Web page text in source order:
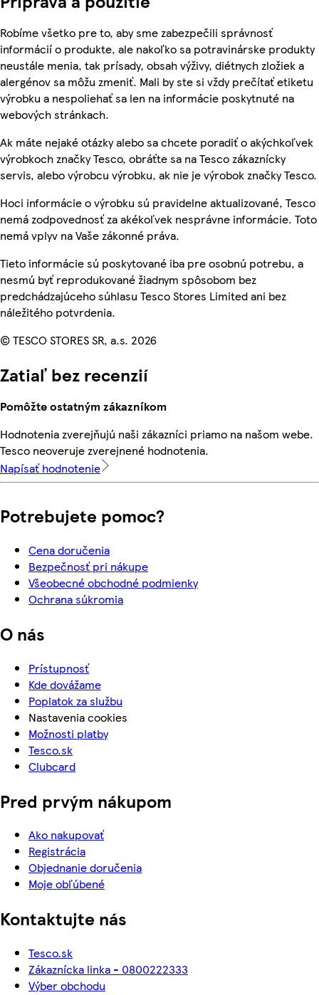
Robíme všetko pre to, aby sme zabezpečili správnosť
informácií o produkte, ale nakoľko sa potravinárske produkty
neustále menia, tak prísady, obsah výživy, diétnych zložiek a
alergénov sa môžu zmeniť. Mali by ste si vždy prečítať etiketu
výrobku a nespoliehať sa len na informácie poskytnuté na
webových stránkach.
Ak máte nejaké otázky alebo sa chcete poradiť o akýchkoľvek
výrobkoch značky Tesco, obráťte sa na Tesco zákaznícky
servis, alebo výrobcu výrobku, ak nie je výrobok značky Tesco.
Hoci informácie o výrobku sú pravidelne aktualizované, Tesco
nemá zodpovednosť za akékoľvek nesprávne informácie. Toto
nemá vplyv na Vaše zákonné práva.
Tieto informácie sú poskytované iba pre osobnú potrebu, a
nesmú byť reprodukované žiadnym spôsobom bez
predchádzajúceho súhlasu Tesco Stores Limited ani bez
náležitého potvrdenia.
© TESCO STORES SR, a.s. 2026
Zatiaľ bez recenzií
Pomôžte ostatným zákazníkom
Hodnotenia zverejňujú naši zákazníci priamo na našom webe.
Tesco neoveruje zverejnené hodnotenia.
Napísať hodnotenie
Potrebujete pomoc?
Cena doručenia
Bezpečnosť pri nákupe
Všeobecné obchodné podmienky
Ochrana súkromia
O nás
Prístupnosť
Kde dovážame
Poplatok za službu
Nastavenia cookies
Možnosti platby
Tesco.sk
Clubcard
Pred prvým nákupom
Ako nakupovať
Registrácia
Objednanie doručenia
Moje obľúbené
Kontaktujte nás
Tesco.sk
Zákaznícka linka - 0800222333
Výber obchodu